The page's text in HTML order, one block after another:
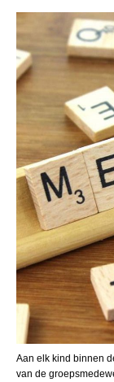
Aan elk kind binnen
van de